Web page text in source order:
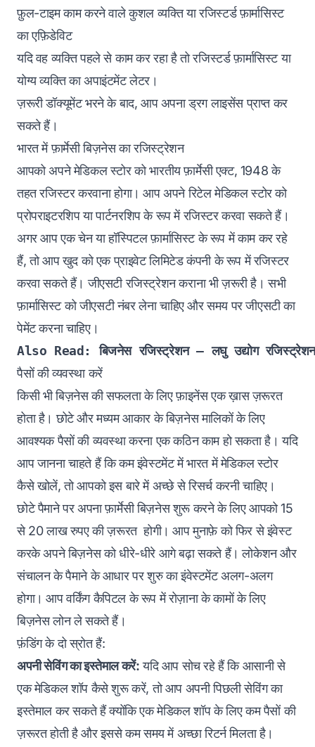
फ़ुल-टाइम काम करने वाले कुशल व्यक्ति या रजिस्टर्ड फ़ार्मासिस्ट
का एफ़िडेविट
यदि वह व्यक्ति पहले से काम कर रहा है तो रजिस्टर्ड फ़ार्मासिस्ट या
योग्य व्यक्ति का अपाइंटमेंट लेटर।
ज़रूरी डॉक्यूमेंट भरने के बाद, आप अपना ड्रग लाइसेंस प्राप्त कर
सकते हैं।
भारत में फ़ार्मेसी बिज़नेस का रजिस्ट्रेशन
आपको अपने मेडिकल स्टोर को भारतीय फ़ार्मेसी एक्ट, 1948 के
तहत रजिस्टर करवाना होगा। आप अपने रिटेल मेडिकल स्टोर को
प्रोपराइटरशिप या पार्टनरशिप के रूप में रजिस्टर करवा सकते हैं।
अगर आप एक चेन या हॉस्पिटल फ़ार्मासिस्ट के रूप में काम कर रहे
हैं, तो आप खुद को एक प्राइवेट लिमिटेड कंपनी के रूप में रजिस्टर
करवा सकते हैं। जीएसटी रजिस्ट्रेशन कराना भी ज़रूरी है। सभी
फ़ार्मासिस्ट को जीएसटी नंबर लेना चाहिए और समय पर जीएसटी का
पेमेंट करना चाहिए।
Also Read: बिजनेस रजिस्ट्रेशन – लघु उद्योग
पैसों की व्यवस्था करें
किसी भी बिज़नेस की सफलता के लिए फ़ाइनेंस एक ख़ास ज़रूरत
होता है। छोटे और मध्यम आकार के बिज़नेस मालिकों के लिए
आवश्यक पैसों की व्यवस्था करना एक कठिन काम हो सकता है। यदि
आप जानना चाहते हैं कि कम इंवेस्टमेंट में भारत में मेडिकल स्टोर
कैसे खोलें, तो आपको इस बारे में अच्छे से रिसर्च करनी चाहिए।
छोटे पैमाने पर अपना फ़ार्मेसी बिज़नेस शुरू करने के लिए आपको 15
से 20 लाख रुपए की ज़रूरत होगी। आप मुनाफ़े को फिर से इंवेस्ट
करके अपने बिज़नेस को धीरे-धीरे आगे बढ़ा सकते हैं। लोकेशन और
संचालन के पैमाने के आधार पर शुरु का इंवेस्टमेंट अलग-अलग
होगा। आप वर्किंग कैपिटल के रूप में रोज़ाना के कामों के लिए
बिज़नेस लोनले सकते हैं।
फ़ंडिंग के दो स्रोत हैं:
अपनी सेविंग का इस्तेमाल करें:यदि आप सोच रहे हैं कि आसानी से
एक मेडिकल शॉप कैसे शुरू करें, तो आप अपनी पिछली सेविंग का
इस्तेमाल कर सकते हैं क्योंकि एक मेडिकल शॉप के लिए कम पैसों की
ज़रूरत होती है और इससे कम समय में अच्छा रिटर्न मिलता है।